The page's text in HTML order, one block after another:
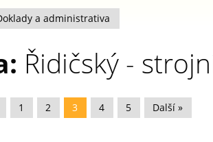
a administrativa
Řidičský -
1 2 3 4 5 Další »